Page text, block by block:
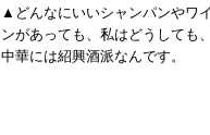
▲どんなにいいシャンパンやワイ
ンがあっても、私はどうしても、
中華には紹興酒派なんです。